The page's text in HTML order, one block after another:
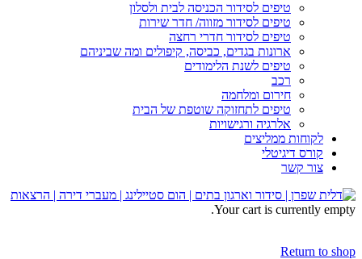
טיפים לסידור הכניסה לבית ולסלון
טיפים לסידור מזווה/ חדר שירות
טיפים לסידור חדרי רחצה
ארונות בגדים, כביסה, קיפולים ומה שביניהם
טיפים לשנת הלימודים
רכב
חירום ומלחמה
טיפים לתחזוקה שוטפת של הבית
אלרגיה ורגישויות
לקוחות ממליצים
קורס דיגיטלי
צור קשר
Your cart is currently empty.
Return to shop